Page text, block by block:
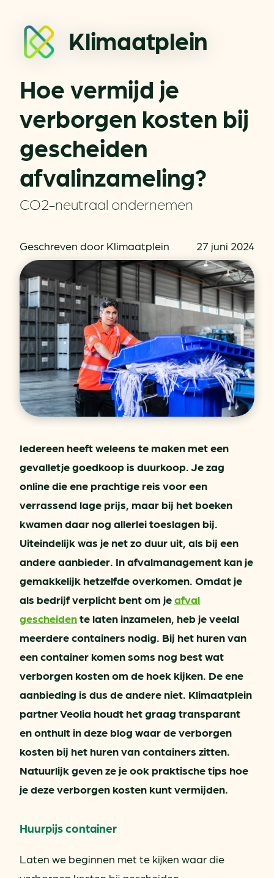
Klimaatplein
Hoe vermijd je
verborgen kosten bij
gescheiden
afvalinzameling?
CO2-neutraal ondernemen
Geschreven door Klimaatplein 27 juni 2024
Iedereen heeft weleens te maken met een
gevalletje goedkoop is duurkoop. Je zag
online die ene prachtige reis voor een
verrassend lage prijs, maar bij het boeken
kwamen daar nog allerlei toeslagen bij.
Uiteindelijk was je net zo duur uit, als bij een
andere aanbieder. In afvalmanagement kan je
gemakkelijk hetzelfde overkomen. Omdat je
als bedrijf verplicht bent om jeafval
gescheidente laten inzamelen, heb je veelal
meerdere containers nodig. Bij het huren van
een container komen soms nog best wat
verborgen kosten om de hoek kijken. De ene
aanbieding is dus de andere niet. Klimaatplein
partner Veolia houdt het graag transparant
en onthult in deze blog waar de verborgen
kosten bij het huren van containers zitten.
Natuurlijk geven ze je ook praktische tips hoe
je deze verborgen kosten kunt vermijden.
Huurpijs container
Laten we beginnen met te kijken waar die